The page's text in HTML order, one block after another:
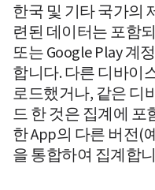
한국 및 기타 국가의
련된 데이터는 포함
또는 Google Play 계
합니다. 다른 디바이
로드했거나, 같은 디
드 한 것은 집계에 포
한 App의 다른 버전(
을 통합하여 집계합